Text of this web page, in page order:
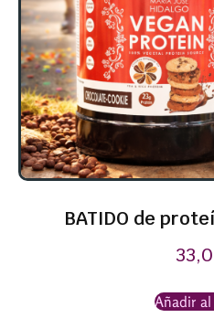
BATIDO de
Añadir